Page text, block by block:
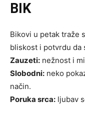
BIK
Bikovi u petak traže
bliskost i potvrdu da
Zauzeti: nežnost i
Slobodni: neko
način.
Poruka srca: ljubav